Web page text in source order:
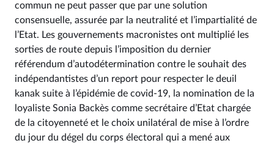
commun ne peut passer que par une solution
consensuelle, assurée par la neutralité et l’impartialité de
l’Etat. Les gouvernements macronistes ont multiplié les
sorties de route depuis l’imposition du dernier
référendum d’autodétermination contre le souhait des
indépendantistes d’un report pour respecter le deuil
kanak suite à l’épidémie de covid-19, la nomination de la
loyaliste Sonia Backès comme secrétaire d’Etat chargée
de la citoyenneté et le choix unilatéral de mise à l’ordre
du jour du dégel du corps électoral qui a mené aux